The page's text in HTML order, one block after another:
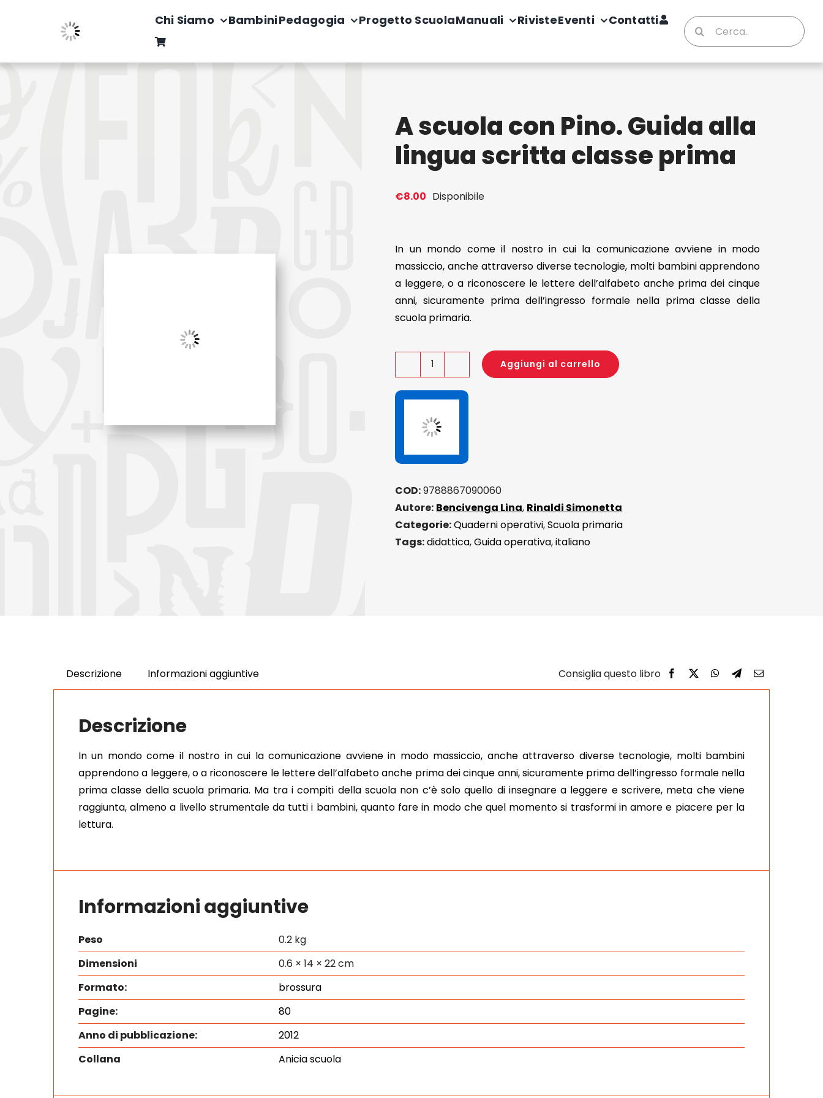
Chi Siamo BambiniPedagogia Progetto ScuolaManuali RivisteEventi Contatti
Cerca
per:
A scuola con Pino. Guida alla
lingua scritta classe prima
€8.00 Disponibile
In un mondo come il nostro in cui la comunicazione avviene in modo
massiccio, anche attraverso diverse tecnologie, molti bambini apprendono
a leggere, o a riconoscere le lettere dell’alfabeto anche prima dei cinque
anni, sicuramente prima dell’ingresso formale nella prima classe della
scuola primaria.
A
scuola
Pino.
Guida
alla
scritta
classe
prima
quantità
Aggiungi al carrello
COD:9788867090060
Autore: Bencivenga Lina, Rinaldi Simonetta
Categorie:Quaderni operativi,Scuola primaria
Tags:didattica,Guida operativa,italiano
Descrizione Informazioni aggiuntive
Descrizione
In un mondo come il nostro in cui la comunicazione avviene in modo massiccio, anche attraverso diverse tecnologie, molti bambini
apprendono a leggere, o a riconoscere le lettere dell’alfabeto anche prima dei cinque anni, sicuramente prima dell’ingresso formale nella
prima classe della scuola primaria. Ma tra i compiti della scuola non c’è solo quello di insegnare a leggere e scrivere, meta che viene
raggiunta, almeno a livello strumentale da tutti i bambini, quanto fare in modo che quel momento si trasformi in amore e piacere per la
lettura.
Informazioni aggiuntive
Peso
0.2 kg
Dimensioni
0.6 × 14 × 22 cm
Formato:
brossura
Pagine:
80
Anno di pubblicazione:
2012
Collana
Anicia scuola